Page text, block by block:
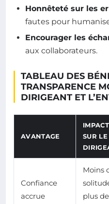
Honnêteté sur les
fautes pour
Encourager les
aux collaborateurs.
TABLEAU DES
TRANSPARENCE
DIRIGEANT ET
AVANTAGE
IMPACT
SUR LE
Confiance
accrue
Moins
plus de